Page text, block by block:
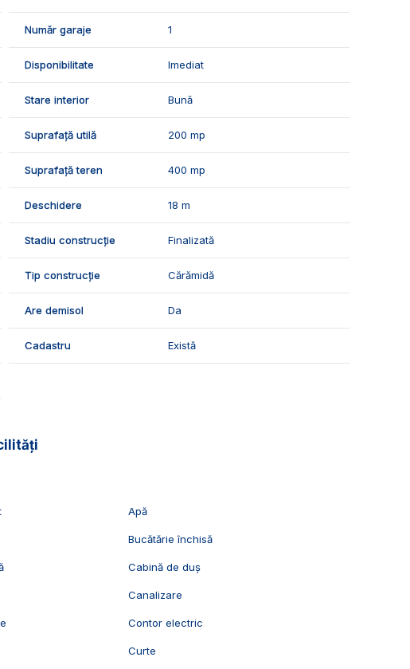
electrica, sistem de supraveghere video, garaj, 2 locuri
de buna calitate:
o locuinta spatioasa situata in apropiere de mijloace de
suntem disponibili pentru dumneavostra, Echipa
Număr garaje 1
Disponibilitate Imediat
Stare interior Bună
Suprafață utilă 200 mp
Suprafață teren 400 mp
Deschidere 18 m
Stadiu construcție Finalizată
Tip construcție Cărămidă
Are demisol Da
Cadastru Există
Apă
Bucătărie închisă
Cabină de duș
Canalizare
Contor electric
Curte